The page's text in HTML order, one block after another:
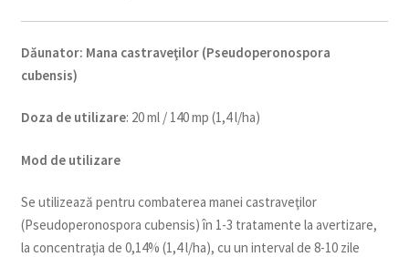
Dăunator: Mana castraveţilor (Pseudoperonospora
cubensis)
Doza de utilizare: 20 ml / 140 mp (1,4 l/ha)
Mod de utilizare
Se utilizează pentru combaterea manei castraveţilor
(Pseudoperonospora cubensis) în 1-3 tratamente la avertizare,
la concentraţia de 0,14% (1,4 l/ha), cu un interval de 8-10 zile